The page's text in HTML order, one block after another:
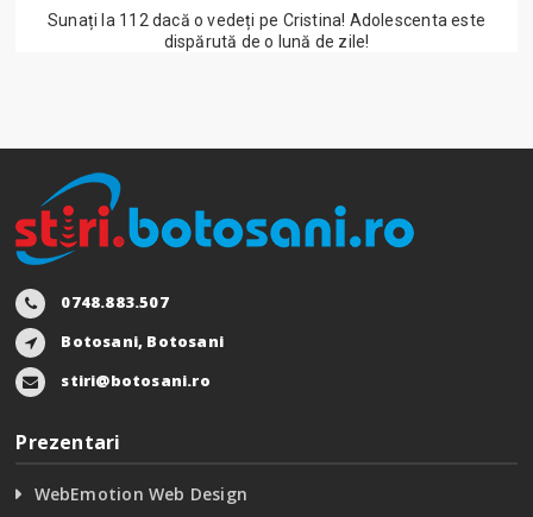
Sunați la 112 dacă o vedeți pe Cristina! Adolescenta este
dispărută de o lună de zile!
0748.883.507
Botosani, Botosani
stiri@botosani.ro
Prezentari
WebEmotion Web Design